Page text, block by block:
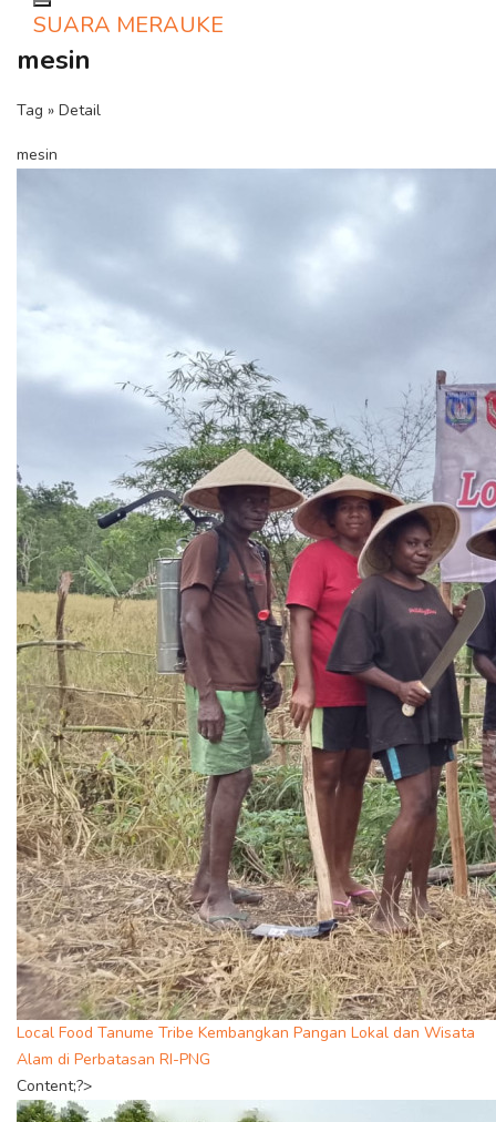
Toggle navigation
SUARA MERAUKE
mesin
Tag » Detail
mesin
Local Food Tanume Tribe Kembangkan Pangan Lokal dan Wisata
Alam di Perbatasan RI-PNG
Content;?>